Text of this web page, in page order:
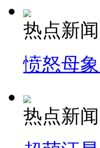
热点新闻
愤怒母
热点新闻